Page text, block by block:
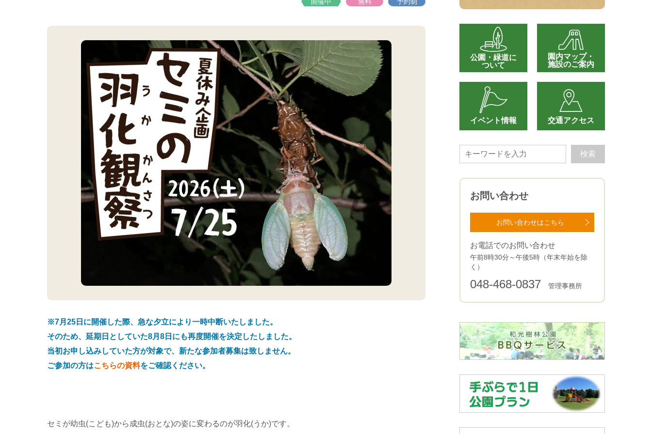
※7月25日に開催した際、急な夕立により一時中断いたしました。
そのため、延期日としていた8月8日にも再度開催を決定したしました。
当初お申し込みしていた方が対象で、新たな参加者募集は致しません。
ご参加の方はこちらの資料をご確認ください。
セミが幼虫(こども)から成虫(おとな)の姿に変わるのが羽化(うか)です。
公園・緑道に
ついて
園内マップ・
施設のご案内
イベント情報 交通アクセス
お問い合わせ
お問い合わせはこちら
お電話でのお問い合わせ
午前8時30分～午後5時（年末年始を除
く）
048-468-0837 管理事務所